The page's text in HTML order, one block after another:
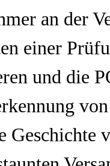
an der
einer
und die
Geschichte